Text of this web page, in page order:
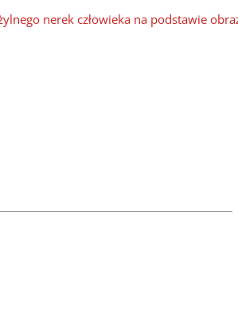
nerek człowieka na podstawie